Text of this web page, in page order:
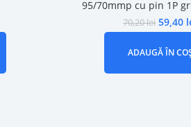
95/70mmp cu pin 1P
70,20lei 59,40
ADAUGĂ ÎN